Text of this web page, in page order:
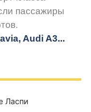
пассажиры
Audi A3...